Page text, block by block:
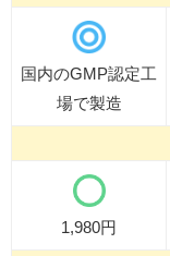
国内のGMP認定工
場で製造
1,980円